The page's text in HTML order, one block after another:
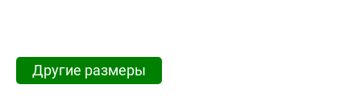
Другие размеры